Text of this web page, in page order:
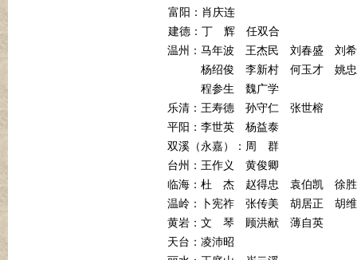
富阳：肖庆连
建德：丁
辉
任双合
温州：马年波
王杰民 刘春盛
刘
杨绍俊
李新村 何玉才
姚
程参生
魏广学
乐清：王寿德
孙守仁
张世榕
平阳：李世英
杨益泰
双溪（永嘉）：周
群
台州：王作义
黄俊卿
临海：杜
杰 赵得忠 袁伯凯
徐
温岭：卜宪祚
张传美 胡居正
胡
黄岩：文
琴 顾洪献
薄自英
天台：凌沛昭